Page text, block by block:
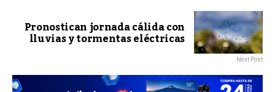
Pronostican jornada cálida con
lluvias y tormentas eléctricas
Next Post